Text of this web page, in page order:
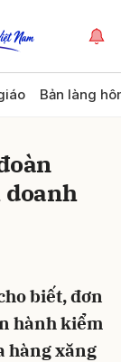
Bản làng
biết, đơn
hành kiểm
hàng xăng